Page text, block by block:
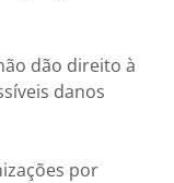
dão direito à
danos
por